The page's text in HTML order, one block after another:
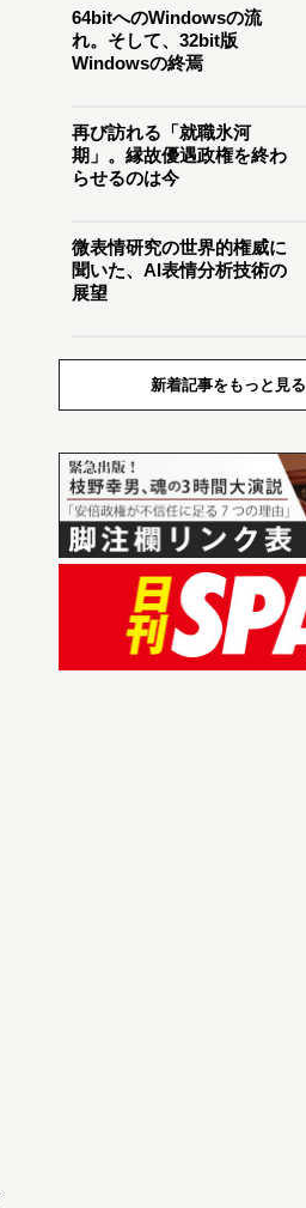
64bitへのWindowsの流
れ。そして、32bit版
Windowsの終焉
再び訪れる「就職氷河
期」。縁故優遇政権を終わ
らせるのは今
微表情研究の世界的権威に
聞いた、AI表情分析技術の
展望
新着記事をもっと見る